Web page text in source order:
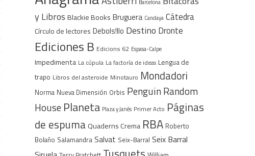
Barcelona
y Libros Blackie Books Bruguera Candaya Cátedra
Círculo de lectores Debols!llo Destino Dronte
Ediciones B Edicions 62 Espasa-Calpe
Impedimenta La cúpula La factoría de ideas Lengua de
trapo Libros del asteroide Minotauro Mondadori
Norma Nueva Dimensión Orbis Penguin Random
House Planeta Plaza y Janés Primer Acto Páginas
de espumaQuaderns Crema RBA Roberto
Bolaño Salamandra Salvat Seix-Barral Seix Barral